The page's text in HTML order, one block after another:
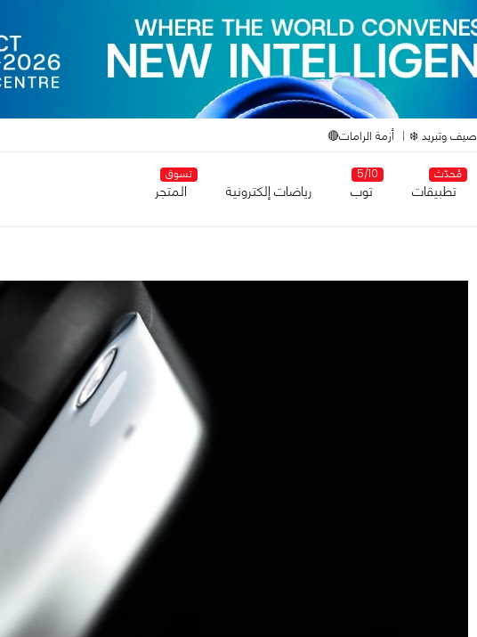
صيف وتبريد ❄️ أزمة الرامات🔴
مُحدّث
تطبيقات
5/10
توب رياضات إلكترونية
تسوق
المتجر